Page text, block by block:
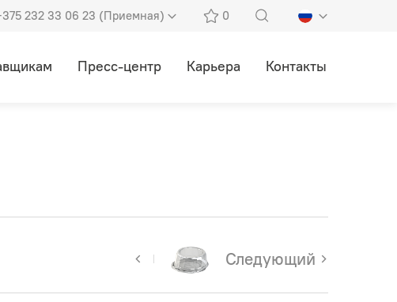
232 33 06 23 (Приемная) 0
Пресс-центр Карьера Контакты
Следующий